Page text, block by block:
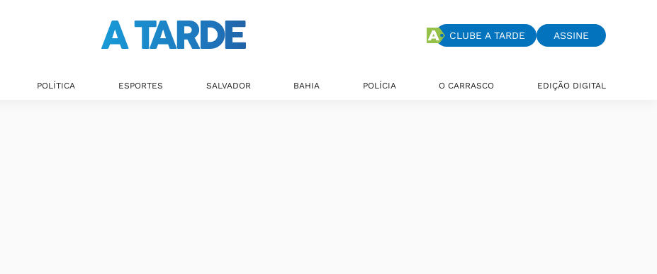
CLUBE A TARDE ASSINE
POLÍTICA ESPORTES SALVADOR BAHIA POLÍCIA O CARRASCO EDIÇÃO DIGITAL